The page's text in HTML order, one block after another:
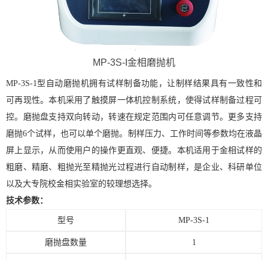
MP-3S-I金相磨抛机
MP-3S-1型自动磨抛机拥有试样制备功能，让制样结果具有一致性和
可再现性。本机采用了触摸屏一体机控制系统，使得试样制备过程可
控。磨抛盘支持双向转动，转速在规定范围内可任意调节。更多支持
磨抛6个试样，也可以单个磨抛。制样压力、工作时间等参数均在液晶
屏上显示，从而使用户的操作更直观、便捷。本机适用于金相试样的
粗磨、精磨、粗抛光至精抛光过程进行自动制样，是企业、科研单位
以及大专院校金相实验室的较理想选择。
技术参数：
型号 MP-3S-1
磨抛盘数量 1